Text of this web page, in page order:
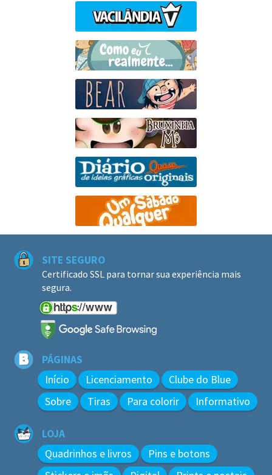
SITE SEGURO
Certificado SSL para tornar sua experiência mais
segura.
PÁGINAS
Início Licenciamento
Clube do Blue
Sobre
Tiras Para colorir Informativo
LOJA
Quadrinhos e livros
Pins e botons